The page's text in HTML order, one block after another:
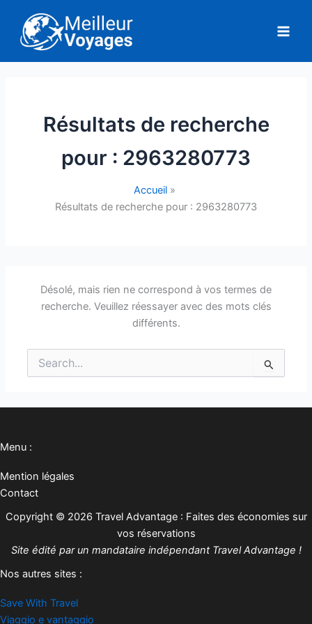
contenu
Résultats de recherche
pour : 2963280773
Accueil
Résultats de recherche pour : 2963280773
Désolé, mais rien ne correspond à vos termes de
recherche. Veuillez réessayer avec des mots clés
différents.
Rechercher :
Menu :
Mention légales
Contact
Copyright © 2026 Travel Advantage : Faites des économies sur
vos réservations
Site édité par un mandataire indépendant Travel Advantage !
Nos autres sites :
Save With Travel
Viaggio e vantaggio